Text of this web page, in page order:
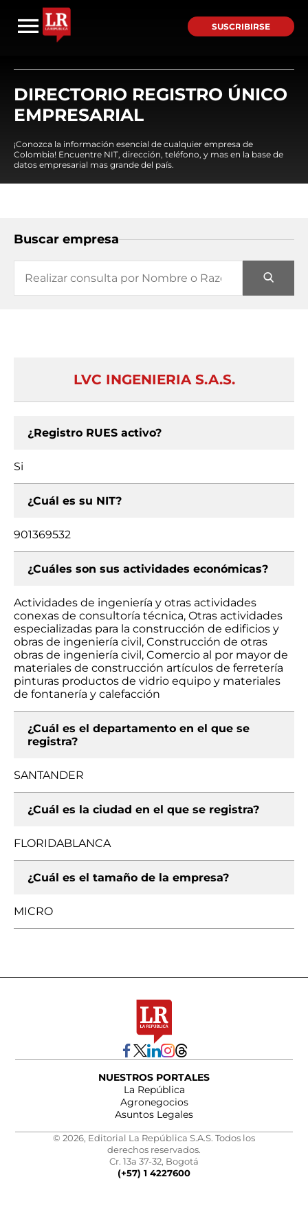
SUSCRIBIRSE
DIRECTORIO REGISTRO ÚNICO
EMPRESARIAL
¡Conozca la información esencial de cualquier empresa de
Colombia! Encuentre NIT, dirección, teléfono, y mas en la base de
datos empresarial mas grande del país.
Buscar empresa
LVC INGENIERIA S.A.S.
¿Registro RUES activo?
Si
¿Cuál es su NIT?
901369532
¿Cuáles son sus actividades económicas?
Actividades de ingeniería y otras actividades
conexas de consultoría técnica, Otras actividades
especializadas para la construcción de edificios y
obras de ingeniería civil, Construcción de otras
obras de ingeniería civil, Comercio al por mayor de
materiales de construcción artículos de ferretería
pinturas productos de vidrio equipo y materiales
de fontanería y calefacción
¿Cuál es el departamento en el que se
registra?
SANTANDER
¿Cuál es la ciudad en el que se registra?
FLORIDABLANCA
¿Cuál es el tamaño de la empresa?
MICRO
NUESTROS PORTALES
La República
Agronegocios
Asuntos Legales
© 2026, Editorial La República S.A.S. Todos los
derechos reservados.
Cr. 13a 37-32, Bogotá
(+57) 1 4227600